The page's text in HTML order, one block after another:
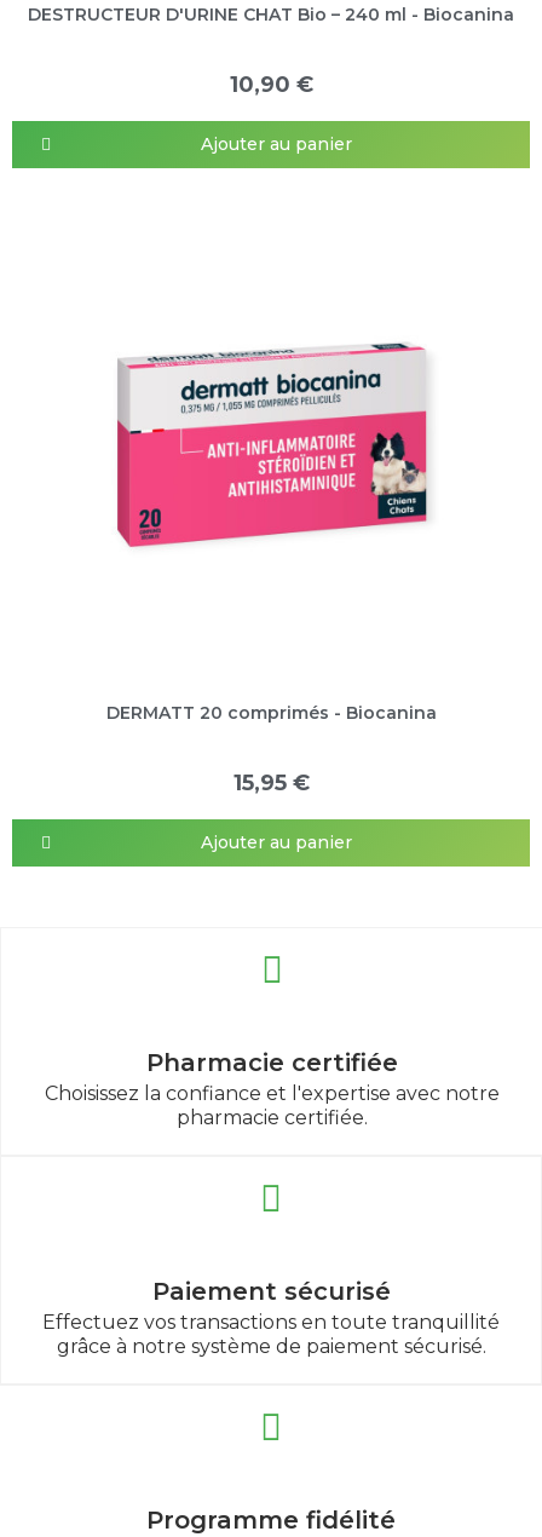
DESTRUCTEUR D'URINE CHAT Bio – 240 ml - Biocanina
10,90 €
Ajouter au panier
DERMATT 20 comprimés - Biocanina
15,95 €
Ajouter au panier
Pharmacie certifiée
Choisissez la confiance et l'expertise avec notre
pharmacie certifiée.
Paiement sécurisé
Effectuez vos transactions en toute tranquillité
grâce à notre système de paiement sécurisé.
Programme fidélité